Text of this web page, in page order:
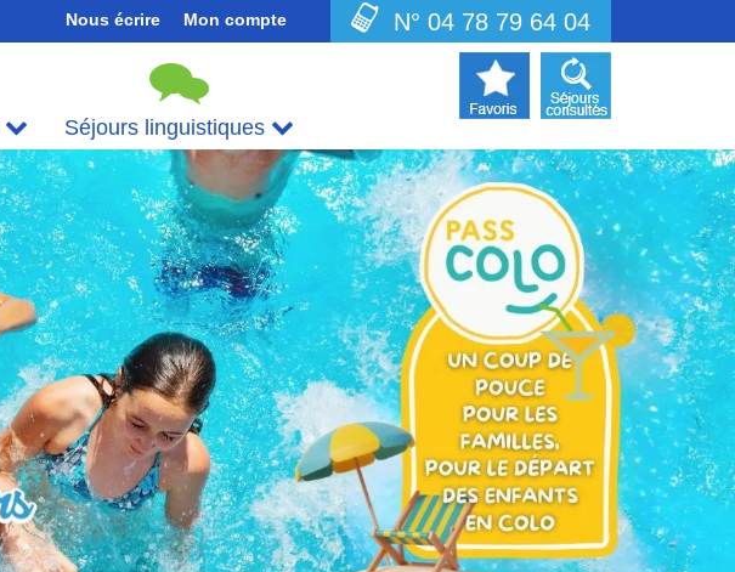
Nous écrire Mon compte N° 04 78 79 64 04
Séjours linguistiques